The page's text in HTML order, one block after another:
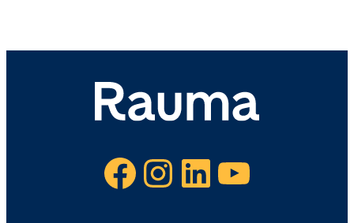
Facebook Instagram LinkedIn YouTube